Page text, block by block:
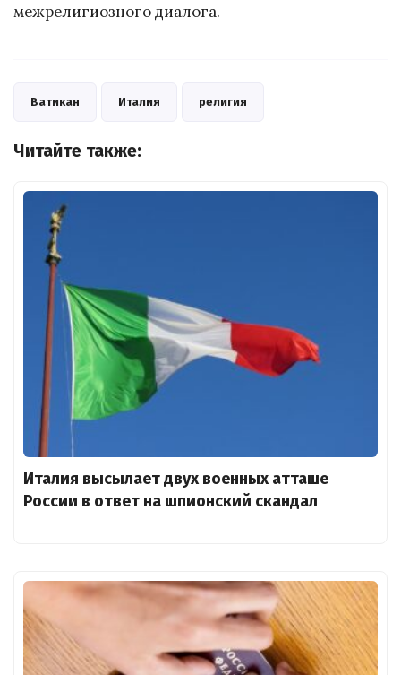
межрелигиозного диалога.
Ватикан Италия религия
Читайте также:
Италия высылает двух военных атташе
России в ответ на шпионский скандал